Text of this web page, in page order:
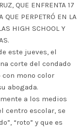
QUE ENFRENTA 17
QUE PERPETRÓ EN LA
HIGH SCHOOL Y
este jueves, el
corte del condado
con mono color
abogada.
a los medios
centro escolar, se
“roto” y que es